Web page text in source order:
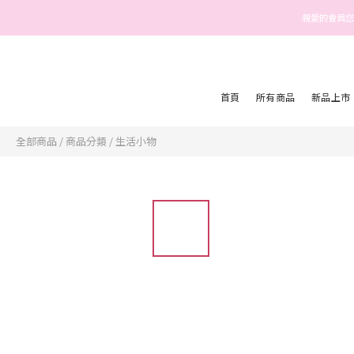
親愛的會員
首頁 所有商品 新品上市
全部商品 / 商品分類 / 生活小物